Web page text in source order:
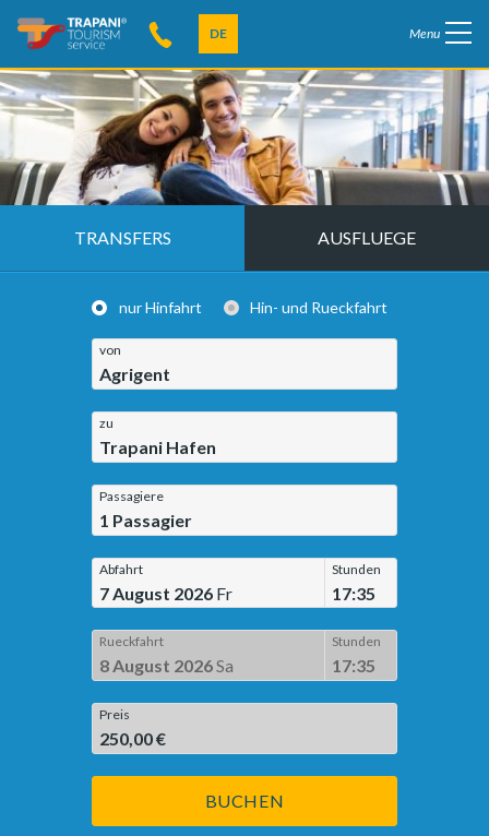
DE Menu
TRANSFERS AUSFLUEGE
nur Hinfahrt Hin- und Rueckfahrt
von
Agrigent
zu
Trapani Hafen
Passagiere
1 Passagier
Abfahrt
7 August 2026 Fr
Stunden
17:35
Rueckfahrt
8 August 2026Sa
Stunden
17:35
Preis
250,00 €
BUCHEN